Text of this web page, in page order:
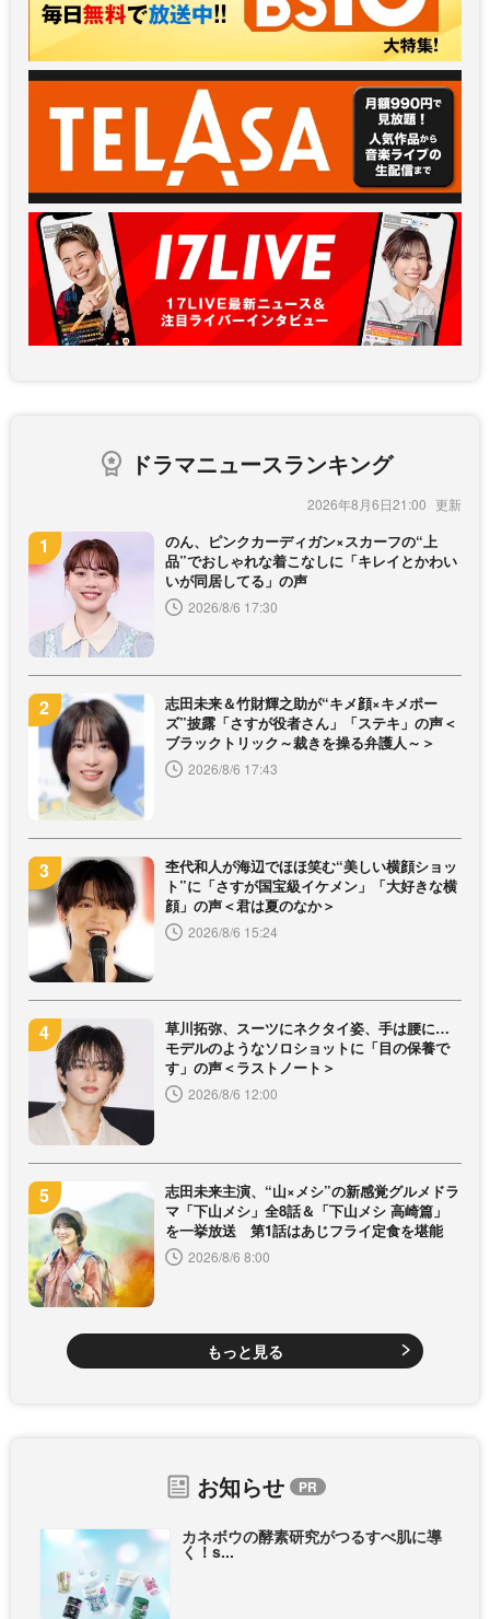
ドラマニュースランキング
2026年8月6日21:00
のん、ピンクカーディガン×スカーフの“上
品”でおしゃれな着こなしに「キレイとかわい
いが同居してる」の声
2026/8/6 17:30
志田未来＆竹財輝之助が“キメ顔×キメポー
ズ”披露「さすが役者さん」「ステキ」の声＜
ブラックトリック～裁きを操る弁護人～＞
2026/8/6 17:43
杢代和人が海辺でほほ笑む“美しい横顔ショッ
ト”に「さすが国宝級イケメン」「大好きな横
顔」の声＜君は夏のなか＞
2026/8/6 15:24
草川拓弥、スーツにネクタイ姿、手は腰に…
モデルのようなソロショットに「目の保養で
す」の声＜ラストノート＞
2026/8/6 12:00
志田未来主演、“山×メシ”の新感覚グルメドラ
マ「下山メシ」全8話＆「下山メシ 高崎篇」
を一挙放送 第1話はあじフライ定食を堪能
2026/8/6 8:00
もっと見る
お知らせ
カネボウの酵素研究がつるすべ肌に導
く！s...